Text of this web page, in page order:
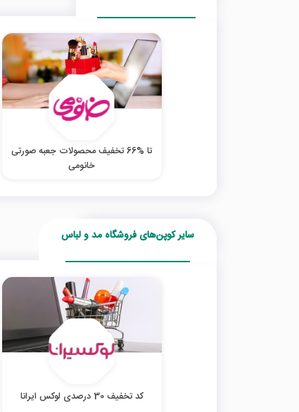
تا %66 تخفیف محصولات جعبه صورتی
خانومی
سایر کوپن‌های فروشگاه مد و لباس
کد تخفیف 30 درصدی لوکس ایرانا